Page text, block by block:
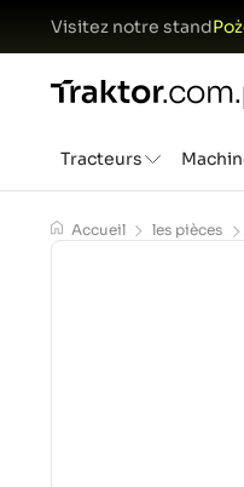
Visitez notre stand
Tracteurs
Accueil les pièces